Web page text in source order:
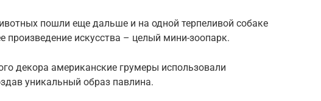
пошли еще дальше и на одной терпеливой собаке
произведение искусства – целый мини-зоопарк.
декора американские грумеры использовали
уникальный образ павлина.